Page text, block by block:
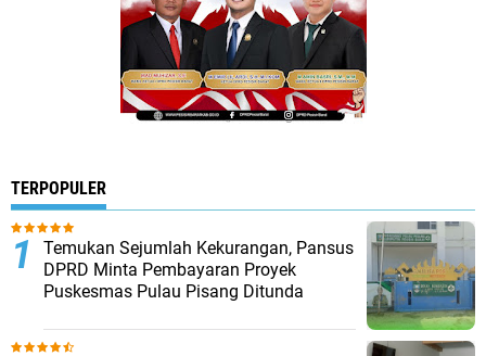
TERPOPULER
Temukan Sejumlah Kekurangan, Pansus
DPRD Minta Pembayaran Proyek
Puskesmas Pulau Pisang Ditunda ‎